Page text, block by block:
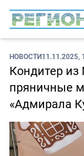
НОВОСТИ11.11.2025,
Кондитер
пряничные
«Адмирала